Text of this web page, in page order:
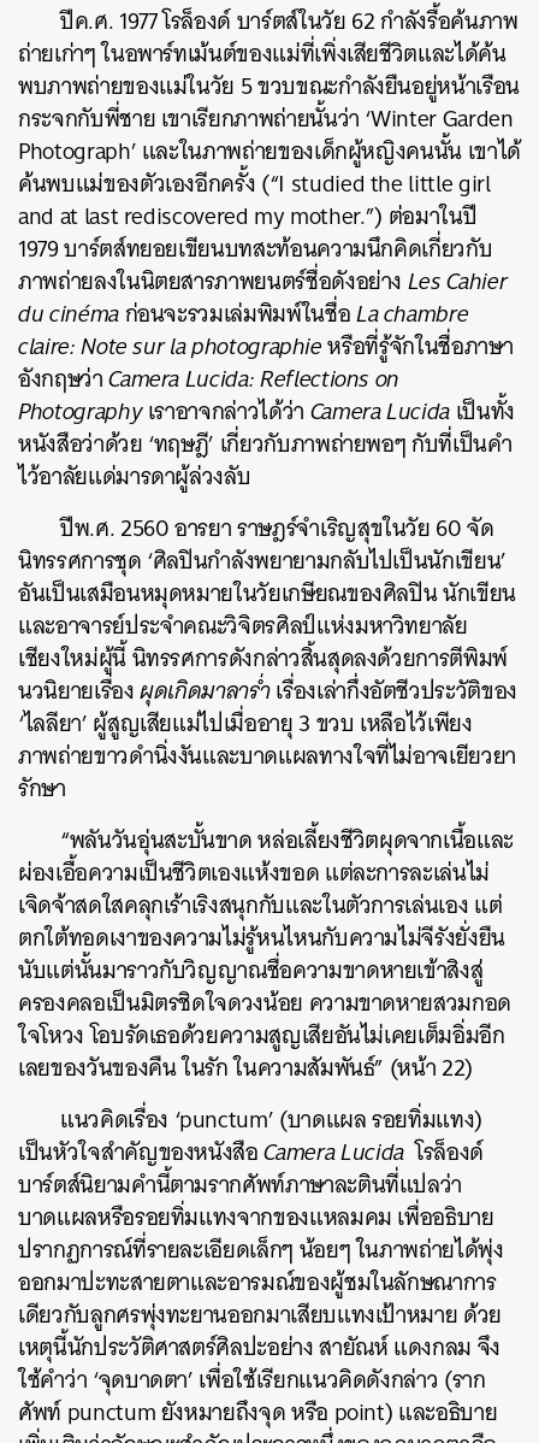
ปีค.ศ. 1977โรล็องด์ บาร์ตส์ในวัย 62 กำลังรื้อค้นภาพ
ถ่ายเก่าๆ ในอพาร์ทเม้นต์ของแม่ที่เพิ่งเสียชีวิตและได้ค้น
พบภาพถ่ายของแม่ในวัย 5 ขวบขณะกำลังยืนอยู่หน้าเรือน
กระจกกับพี่ชาย เขาเรียกภาพถ่ายนั้นว่า ‘Winter Garden
Photograph’ และในภาพถ่ายของเด็กผู้หญิงคนนั้น เขาได้
ค้นพบแม่ของตัวเองอีกครั้ง(“I studied the little girl
and at last rediscovered my mother.”) ต่อมาในปี
1979 บาร์ตส์ทยอยเขียนบทสะท้อนความนึกคิดเกี่ยวกับ
ภาพถ่ายลงในนิตยสารภาพยนตร์ชื่อดังอย่างLes Cahier
du cinémaก่อนจะรวมเล่มพิมพ์ในชื่อLa chambre
claire: Note sur la photographieหรือที่รู้จักในชื่อภาษา
อังกฤษว่าCamera Lucida: Reflections on
Photographyเราอาจกล่าวได้ว่าCamera Lucidaเป็นทั้ง
หนังสือว่าด้วย ‘ทฤษฎี’ เกี่ยวกับภาพถ่ายพอๆ กับที่เป็นคำ
ไว้อาลัยแด่มารดาผู้ล่วงลับ
ปีพ.ศ. 2560 อารยา ราษฎร์จำเริญสุขในวัย 60 จัด
นิทรรศการชุด ‘ศิลปินกำลังพยายามกลับไปเป็นนักเขียน’
อันเป็นเสมือนหมุดหมายในวัยเกษียณของศิลปิน นักเขียน
และอาจารย์ประจำคณะวิจิตรศิลป์แห่งมหาวิทยาลัย
เชียงใหม่ผู้นี้ นิทรรศการดังกล่าวสิ้นสุดลงด้วยการตีพิมพ์
นวนิยายเรื่องผุดเกิดมาลาร่ำเรื่องเล่ากึ่งอัตชีวประวัติของ
‘ไลลียา’ ผู้สูญเสียแม่ไปเมื่ออายุ 3 ขวบ เหลือไว้เพียง
ภาพถ่ายขาวดำนิ่งงันและบาดแผลทางใจที่ไม่อาจเยียวยา
รักษา
“พลันวันอุ่นสะบั้นขาด หล่อเลี้ยงชีวิตผุดจากเนื้อและ
ผ่องเอื้อความเป็นชีวิตเองแห้งขอด แต่ละการละเล่นไม่
เจิดจ้าสดใสคลุกเร้าเริงสนุกกับและในตัวการเล่นเอง แต่
ตกใต้ทอดเงาของความไม่รู้หนไหนกับความไม่จีรังยั่งยืน
นับแต่นั้นมาราวกับวิญญาณชื่อความขาดหายเข้าสิงสู่
ครองคลอเป็นมิตรชิดใจดวงน้อย ความขาดหายสวมกอด
ใจโหวง โอบรัดเธอด้วยความสูญเสียอันไม่เคยเต็มอิ่มอีก
เลยของวันของคืน ในรัก ในความสัมพันธ์” (หน้า 22)
แนวคิดเรื่อง ‘punctum’ (บาดแผล รอยทิ่มแทง)
เป็นหัวใจสำคัญของหนังสือCamera Lucida โรล็องด์
บาร์ตส์นิยามคำนี้ตามรากศัพท์ภาษาละตินที่แปลว่า
บาดแผลหรือรอยทิ่มแทงจากของแหลมคม เพื่ออธิบาย
ปรากฏการณ์ที่รายละเอียดเล็กๆ น้อยๆ ในภาพถ่ายได้พุ่ง
ออกมาปะทะสายตาและอารมณ์ของผู้ชมในลักษณาการ
เดียวกับลูกศรพุ่งทะยานออกมาเสียบแทงเป้าหมายด้วย
เหตุนี้นักประวัติศาสตร์ศิลปะอย่าง สายัณห์ แดงกลม จึง
ใช้คำว่า ‘จุดบาดตา’ เพื่อใช้เรียกแนวคิดดังกล่าว (ราก
ศัพท์ punctum ยังหมายถึงจุด หรือ point) และอธิบาย